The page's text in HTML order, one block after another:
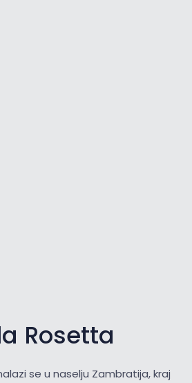
Rosetta
se u naselju Zambratija, kraj